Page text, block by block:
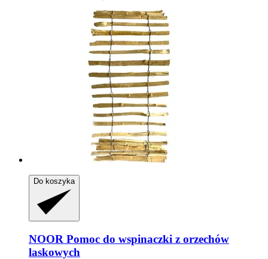
Do koszyka
NOOR Pomoc do wspinaczki z orzechów
laskowych